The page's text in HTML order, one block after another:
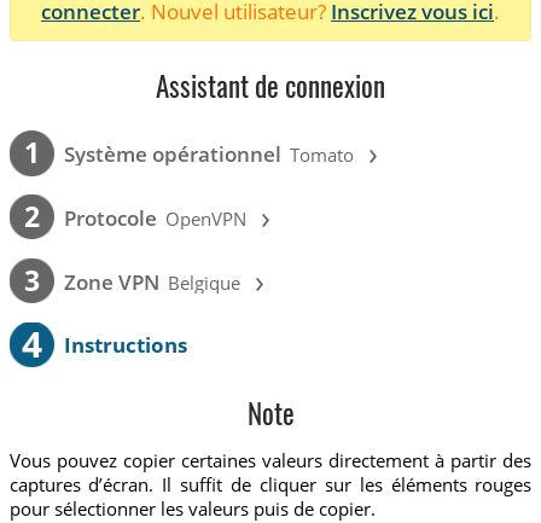
connecter. Nouvel utilisateur? Inscrivez vous ici.
Assistant de connexion
1 Système opérationnel Tomato ›
2 Protocole OpenVPN ›
3 Zone VPN Belgique ›
4 Instructions
Note
Vous pouvez copier certaines valeurs directement à partir des
captures d’écran. Il suffit de cliquer sur les éléments rouges
pour sélectionner les valeurs puis de copier.